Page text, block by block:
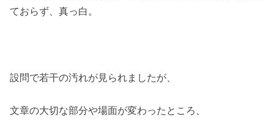
ておらず、真っ白。
設問で若干の汚れが見られましたが、
文章の大切な部分や場面が変わったところ、